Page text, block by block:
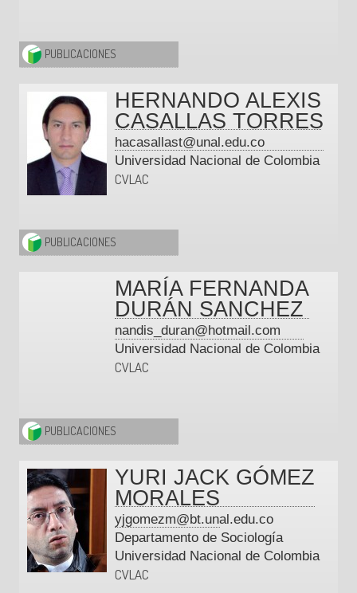
PUBLICACIONES
HERNANDO ALEXIS
CASALLAS TORRES
hacasallast@unal.edu.co
Universidad Nacional de Colombia
CVLAC
PUBLICACIONES
MARÍA FERNANDA
DURÁN SANCHEZ
nandis_duran@hotmail.com
Universidad Nacional de Colombia
CVLAC
PUBLICACIONES
YURI JACK GÓMEZ
MORALES
yjgomezm@bt.unal.edu.co
Departamento de Sociología
Universidad Nacional de Colombia
CVLAC